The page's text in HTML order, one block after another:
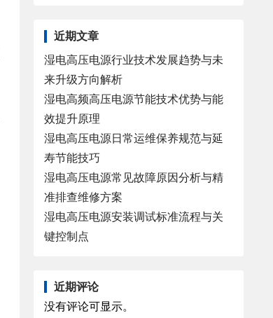
近期文章
湿电高压电源行业技术发展趋势与未
来升级方向解析
湿电高频高压电源节能技术优势与能
效提升原理
湿电高压电源日常运维保养规范与延
寿节能技巧
湿电高压电源常见故障原因分析与精
准排查维修方案
湿电高压电源安装调试标准流程与关
键控制点
近期评论
没有评论可显示。